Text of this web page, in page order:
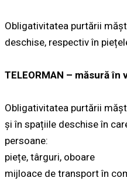
Obligativitatea purtării
deschise, respectiv în
TELEORMAN – măsură în
Obligativitatea purtării
și în spațiile deschise în
persoane:
piețe, târguri, oboare
mijloace de transport în